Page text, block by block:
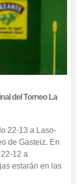
del Torneo La
22-13 a Laso-
de Gasteiz. En
12 a
estarán en las